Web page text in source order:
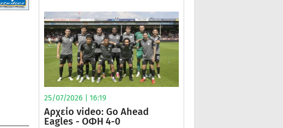
25/07/2026 | 16:19
Αρχείο video: Go Ahead
Eagles - ΟΦΗ 4-0